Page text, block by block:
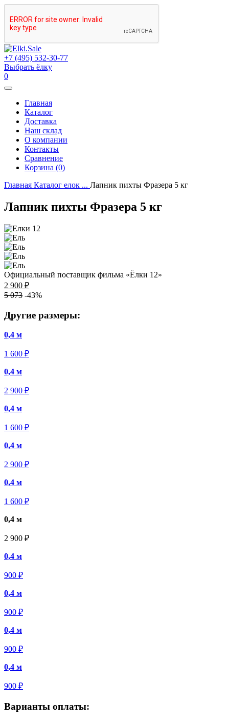
+7 (495) 532-30-77
Выбрать ёлку
0
Главная
Каталог
Доставка
Наш склад
О компании
Контакты
Сравнение
Корзина (0)
Главная Каталог елок ... Лапник пихты Фразера 5 кг
Лапник пихты Фразера 5 кг
Официальный поставщик фильма «Ёлки 12»
2 900 ₽
5 073 -43%
Другие размеры:
0,4 м
1 600 ₽
0,4 м
2 900 ₽
0,4 м
1 600 ₽
0,4 м
2 900 ₽
0,4 м
1 600 ₽
0,4 м
2 900 ₽
0,4 м
900 ₽
0,4 м
900 ₽
0,4 м
900 ₽
0,4 м
900 ₽
Варианты оплаты: